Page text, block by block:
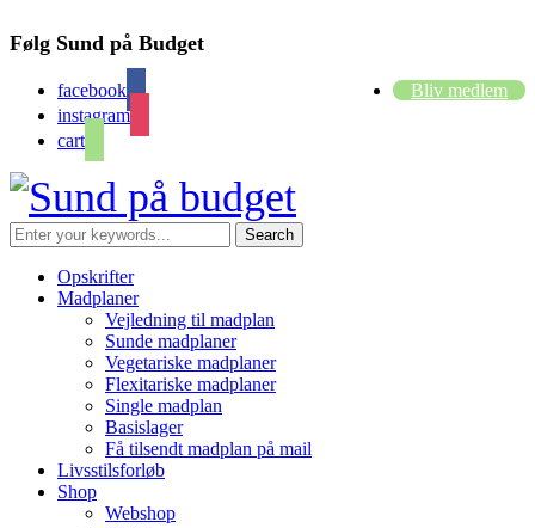
Følg Sund på Budget
facebook
instagram
cart
Bliv medlem
Opskrifter
Madplaner
Vejledning til madplan
Sunde madplaner
Vegetariske madplaner
Flexitariske madplaner
Single madplan
Basislager
Få tilsendt madplan på mail
Livsstilsforløb
Shop
Webshop